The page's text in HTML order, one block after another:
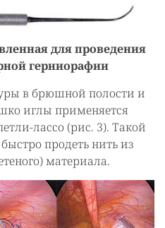
для проведения
герниорафии
в брюшной полости и
иглы применяется
лассо (рис. 3). Такой
продеть нить из
материала.